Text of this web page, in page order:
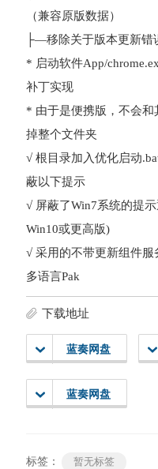
（兼容原版数据）
├—移除关于版本更新错
* 启动软件App/
补丁实现
* 由于是便携版，不会和
掉整个文件夹
√ 根目录加入优化启动
蔽以下提示
√ 屏蔽了Win7系统的提
Win10或更高版)
√ 采用的不带更新组件
多语言Pak
下载地址
蓝奏网盘
蓝奏网盘
标签： 暂无标签